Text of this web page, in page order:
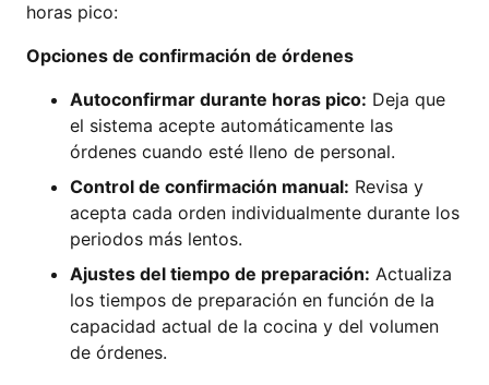
horas pico:
Opciones de confirmación de órdenes
Autoconfirmar durante horas pico: Deja que
el sistema acepte automáticamente las
órdenes cuando esté lleno de personal.
Control de confirmación manual: Revisa y
acepta cada orden individualmente durante los
periodos más lentos.
Ajustes del tiempo de preparación: Actualiza
los tiempos de preparación en función de la
capacidad actual de la cocina y del volumen
de órdenes.